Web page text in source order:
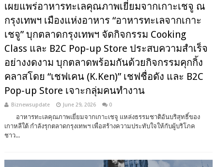
เผยแพร่อาหารทะเลคุณภาพเยี่ยมจากเกาะเชจู ณ
กรุงเทพฯ เมืองแห่งอาหาร “อาหารทะเลจากเกาะ
เชจู” บุกตลาดกรุงเทพฯ จัดกิจกรรม Cooking
Class และ B2C Pop-up Store ประสบความสำเร็จ
อย่างงดงาม บุกตลาดพร้อมกันด้วยกิจกรรมคุกกิ้ง
คลาสโดย “เชฟเคน (K.Ken)” เชฟชื่อดัง และ B2C
Pop-up Store เจาะกลุ่มคนทำงาน
Biznewsupdate June 29, 2026 0
อาหารทะเลคุณภาพเยี่ยมจากเกาะเชจู แหล่งธรรมชาติอันบริสุทธิ์ของ
เกาหลีใต้ กำลังรุกตลาดกรุงเทพฯ เพื่อสร้างความประทับใจให้กับผู้บริโภค
ชาว...